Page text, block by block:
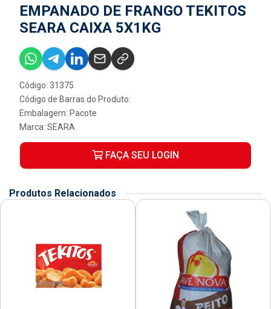
EMPANADO DE FRANGO TEKITOS
SEARA CAIXA 5X1KG
Código: 31375
Código de Barras do Produto:
Embalagem: Pacote
Marca: SEARA
FAÇA SEU LOGIN
Produtos Relacionados